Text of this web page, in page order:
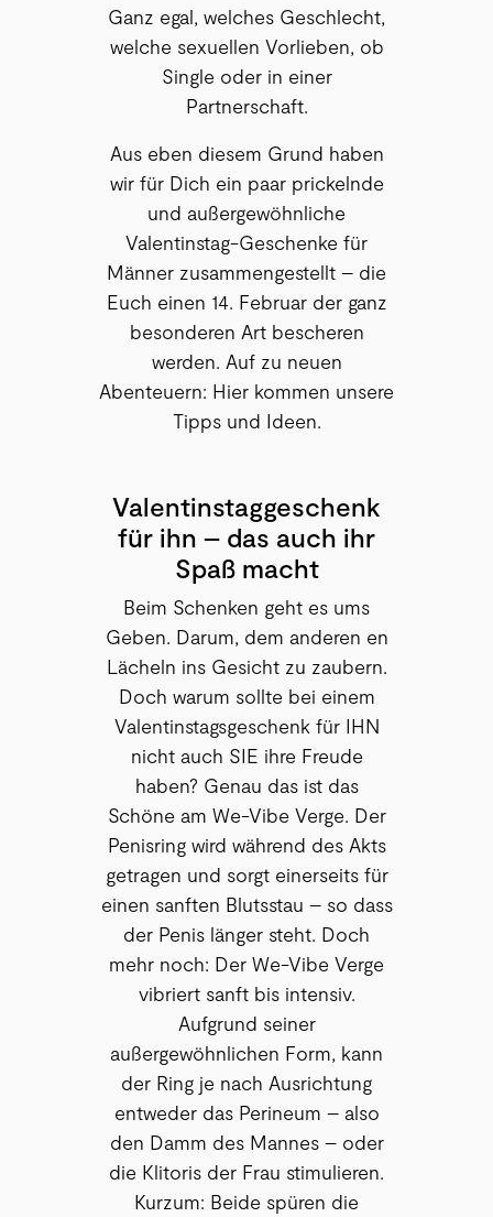
Ganz egal, welches Geschlecht,
welche sexuellen Vorlieben, ob
Single oder in einer
Partnerschaft.
Aus eben diesem Grund haben
wir für Dich ein paar prickelnde
und außergewöhnliche
Valentinstag-Geschenke für
Männer zusammengestellt – die
Euch einen 14. Februar der ganz
besonderen Art bescheren
werden. Auf zu neuen
Abenteuern: Hier kommen unsere
Tipps und Ideen.
Valentinstaggeschenk
für ihn – das auch ihr
Spaß macht
Beim Schenken geht es ums
Geben. Darum, dem anderen en
Lächeln ins Gesicht zu zaubern.
Doch warum sollte bei einem
Valentinstagsgeschenk für IHN
nicht auch SIE ihre Freude
haben? Genau das ist das
Schöne am We-Vibe Verge. Der
Penisring wird während des Akts
getragen und sorgt einerseits für
einen sanften Blutsstau – so dass
der Penis länger steht. Doch
mehr noch: Der We-Vibe Verge
vibriert sanft bis intensiv.
Aufgrund seiner
außergewöhnlichen Form, kann
der Ring je nach Ausrichtung
entweder das Perineum – also
den Damm des Mannes – oder
die Klitoris der Frau stimulieren.
Kurzum: Beide spüren die